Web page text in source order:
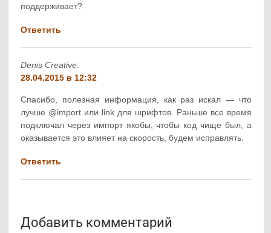
поддерживает?
Ответить
Denis Creative:
28.04.2015 в 12:32
Спасибо, полезная информация, как раз искал — что
лучше @import или link для шрифтов. Раньше все время
подключал через импорт якобы, чтобы код чище был, а
оказывается это влияет на скорость, будем исправлять.
Ответить
Добавить комментарий